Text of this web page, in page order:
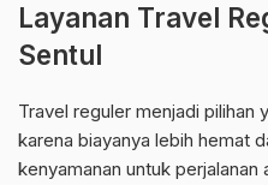
Layanan Travel
Sentul
Travel reguler menjadi pilihan
karena biayanya lebih hemat
kenyamanan untuk perjalanan